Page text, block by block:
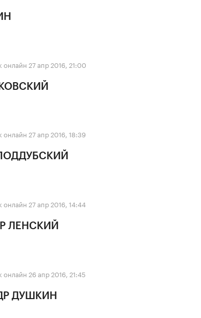
онлайн 27 апр 2016, 21:00
онлайн 27 апр 2016, 18:39
онлайн 27 апр 2016, 14:44
ЛЕНСКИЙ
онлайн 26 апр 2016, 21:45
ДУШКИН